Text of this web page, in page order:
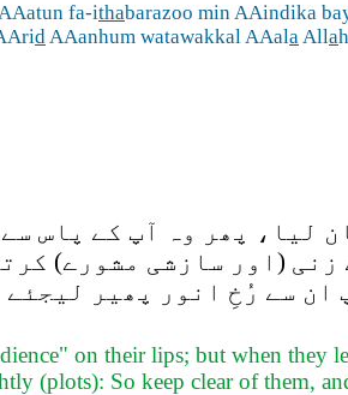
fa-ithabarazoo min AAindika
dAAanhum watawakkal AAalaAlla
لیا، پھر وہ آپ کے پاس
(اور سازشی مشورے)
سے رُخِ انور پھیر لیجئے
on their lips; but when they
(plots): So keep clear of them,